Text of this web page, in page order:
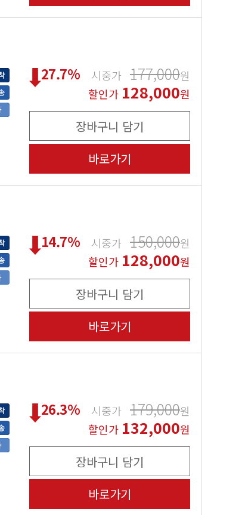
27.7% 시중가 177,000원
할인가 128,000원
장바구니 담기
바로가기
14.7% 시중가 150,000원
할인가 128,000원
장바구니 담기
바로가기
26.3% 시중가 179,000원
할인가 132,000원
장바구니 담기
바로가기